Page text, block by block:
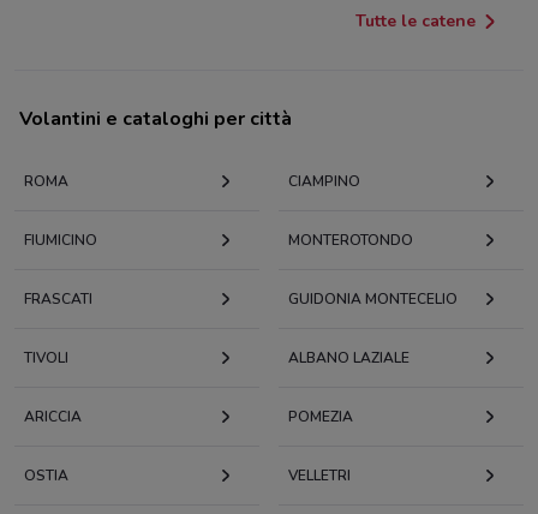
Tutte le catene
Volantini e cataloghi per città
ROMA CIAMPINO
FIUMICINO MONTEROTONDO
FRASCATI GUIDONIA MONTECELIO
TIVOLI ALBANO LAZIALE
ARICCIA POMEZIA
OSTIA VELLETRI